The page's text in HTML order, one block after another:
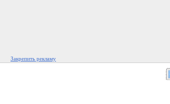
Закрепить рекламу